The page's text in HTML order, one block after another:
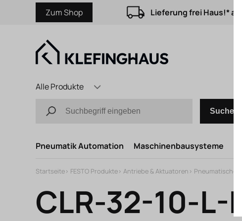
Zum Shop Lieferung frei Haus!*
Alle Produkte
Suchen
Pneumatik Automation Maschinenbausysteme
Startseite> FESTO Produkte> Antriebe & Aktuatoren > Pneumatische
CLR-32-10-L-